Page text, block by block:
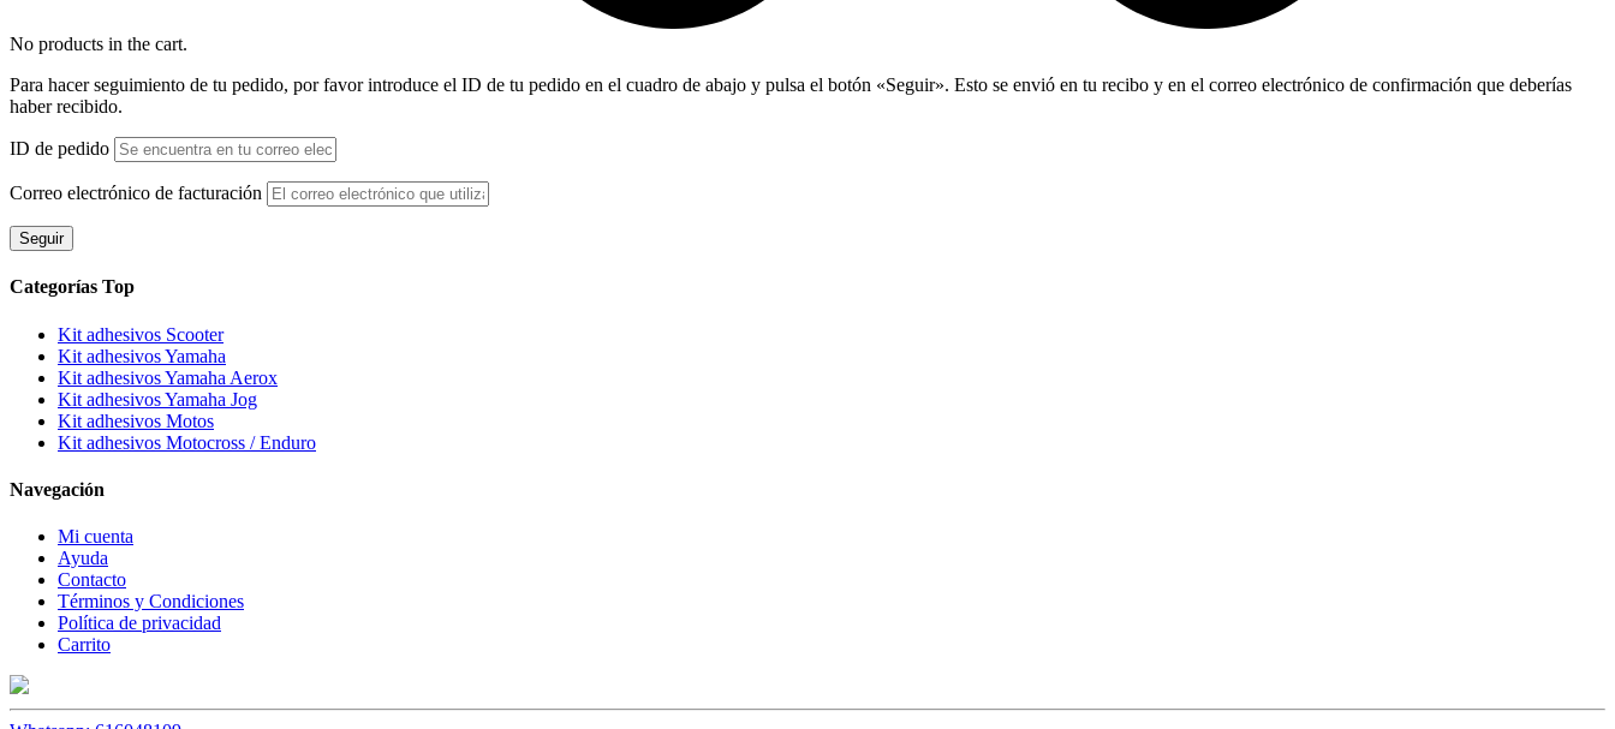
No products in the cart.
Para hacer seguimiento de tu pedido, por favor introduce el ID de tu pedido en el cuadro de abajo y pulsa el botón «Seguir». Esto se envió en tu recibo y en el correo electrónico de confirmación que deberías
haber recibido.
ID de pedido
Correo electrónico de facturación
Seguir
Categorías Top
Kit adhesivos Scooter
Kit adhesivos Yamaha
Kit adhesivos Yamaha Aerox
Kit adhesivos Yamaha Jog
Kit adhesivos Motos
Kit adhesivos Motocross / Enduro
Navegación
Mi cuenta
Ayuda
Contacto
Términos y Condiciones
Política de privacidad
Carrito